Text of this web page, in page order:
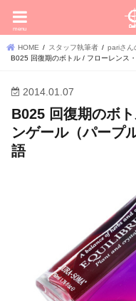
menu
HOME スタッフ執筆者
pariさん
B025 回復期のボトル / フローレンス
2014.01.07
B025 回復期のボ
ンゲール（パープ
語